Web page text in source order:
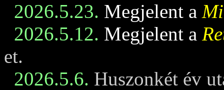
2026.5.23. Megjelent a
2026.5.12. Megjelent a
et.
2026.5.6. Huszonkét év